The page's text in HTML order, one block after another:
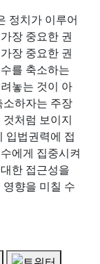
정치가 이루어
장 중요한 권
장 중요한 권
를 축소하는
놓는 것이 아
하자는 주장
처럼 보이지
입법권력에 접
에게 집중시켜
한 접근성을
향을 미칠 수